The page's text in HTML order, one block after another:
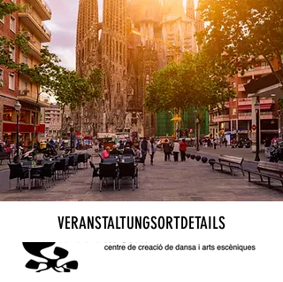
VERANSTALTUNGSORTDETAILS